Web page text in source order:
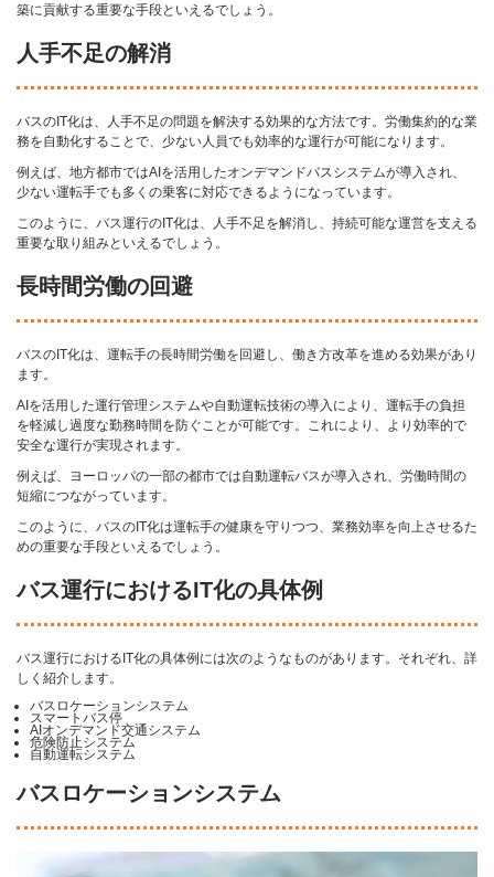
築に貢献する重要な手段といえるでしょう。
人手不足の解消
バスのIT化は、人手不足の問題を解決する効果的な方法です。労働集約的な業
務を自動化することで、少ない人員でも効率的な運行が可能になります。
例えば、地方都市ではAIを活用したオンデマンドバスシステムが導入され、
少ない運転手でも多くの乗客に対応できるようになっています。
このように、バス運行のIT化は、人手不足を解消し、持続可能な運営を支える
重要な取り組みといえるでしょう。
長時間労働の回避
バスのIT化は、運転手の長時間労働を回避し、働き方改革を進める効果があり
ます。
AIを活用した運行管理システムや自動運転技術の導入により、運転手の負担
を軽減し過度な勤務時間を防ぐことが可能です。これにより、より効率的で
安全な運行が実現されます。
例えば、ヨーロッパの一部の都市では自動運転バスが導入され、労働時間の
短縮につながっています。
このように、バスのIT化は運転手の健康を守りつつ、業務効率を向上させるた
めの重要な手段といえるでしょう。
バス運行におけるIT化の具体例
バス運行におけるIT化の具体例には次のようなものがあります。それぞれ、詳
しく紹介します。
バスロケーションシステム
スマートバス停
AIオンデマンド交通システム
危険防止システム
自動運転システム
バスロケーションシステム